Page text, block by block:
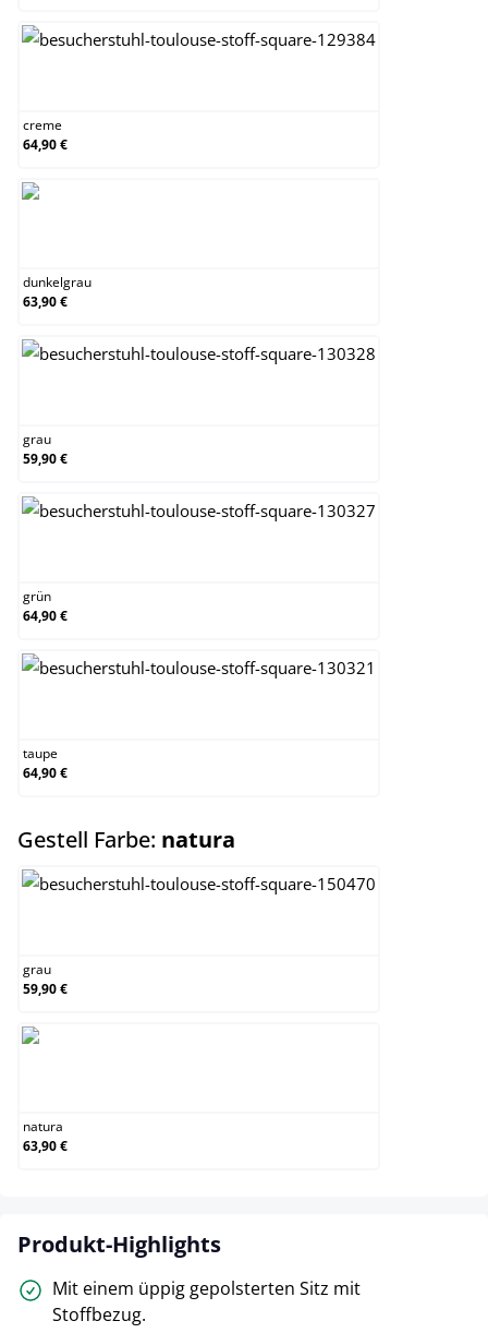
creme
64,90 €
dunkelgrau
63,90 €
grau
59,90 €
grün
64,90 €
taupe
64,90 €
Gestell Farbe: natura
grau
59,90 €
natura
63,90 €
Produkt-Highlights
Mit einem üppig gepolsterten Sitz mit
Stoffbezug.